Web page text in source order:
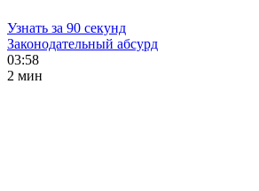
Узнать за 90 секунд
Законодательный абсурд
03:58
2 мин